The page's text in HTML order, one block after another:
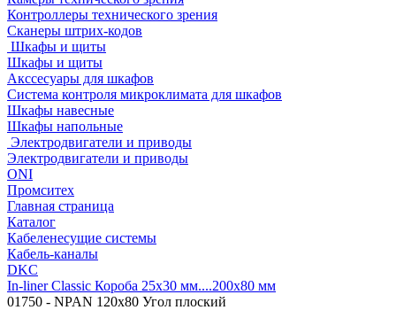
Контроллеры технического зрения
Сканеры штрих-кодов
Шкафы и щиты
Шкафы и щиты
Акссесуары для шкафов
Система контроля микроклимата для шкафов
Шкафы навесные
Шкафы напольные
Электродвигатели и приводы
Электродвигатели и приводы
ONI
Промситех
Главная страница
Каталог
Кабеленесущие системы
Кабель-каналы
DKC
In-liner Classic Короба 25x30 мм....200x80 мм
01750 - NPAN 120x80 Угол плоский